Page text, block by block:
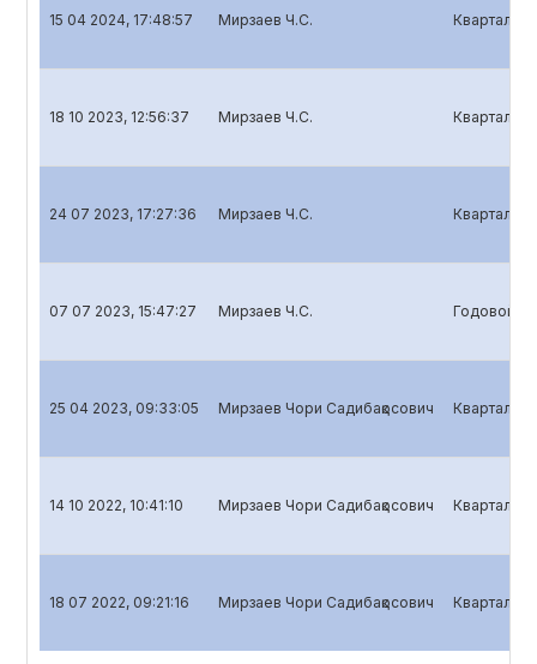
15 04 2024, 17:48:57 Мирзаев Ч.С.
18 10 2023, 12:56:37 Мирзаев Ч.С.
24 07 2023, 17:27:36 Мирзаев Ч.С.
07 07 2023, 15:47:27 Мирзаев Ч.С. Годовой
25 04 2023, 09:33:05 Мирзаев Чори Садибақoсович
14 10 2022, 10:41:10 Мирзаев Чори Садибақoсович
18 07 2022, 09:21:16 Мирзаев Чори Садибақoсович